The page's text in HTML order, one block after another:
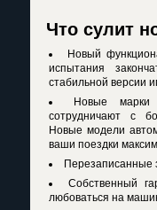
Что сулит
Новый
испытания
стабильной версии
Новые марки
сотрудничают с
Новые модели
ваши поездки
Перезаписанные
Собственный
любоваться на